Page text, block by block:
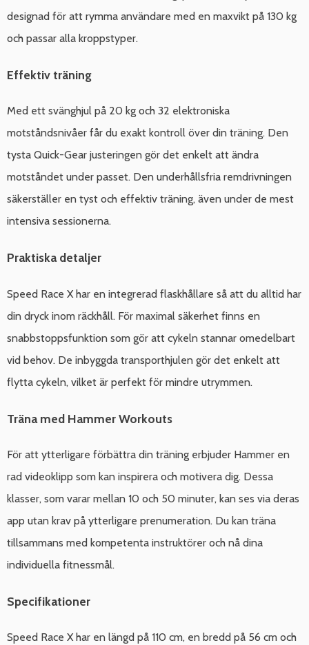
designad för att rymma användare med en maxvikt på 130 kg
och passar alla kroppstyper.
Effektiv träning
Med ett svänghjul på 20 kg och 32 elektroniska
motståndsnivåer får du exakt kontroll över din träning. Den
tysta Quick-Gear justeringen gör det enkelt att ändra
motståndet under passet. Den underhållsfria remdrivningen
säkerställer en tyst och effektiv träning, även under de mest
intensiva sessionerna.
Praktiska detaljer
Speed Race X har en integrerad flaskhållare så att du alltid har
din dryck inom räckhåll. För maximal säkerhet finns en
snabbstoppsfunktion som gör att cykeln stannar omedelbart
vid behov. De inbyggda transporthjulen gör det enkelt att
flytta cykeln, vilket är perfekt för mindre utrymmen.
Träna med Hammer Workouts
För att ytterligare förbättra din träning erbjuder Hammer en
rad videoklipp som kan inspirera och motivera dig. Dessa
klasser, som varar mellan 10 och 50 minuter, kan ses via deras
app utan krav på ytterligare prenumeration. Du kan träna
tillsammans med kompetenta instruktörer och nå dina
individuella fitnessmål.
Specifikationer
Speed Race X har en längd på 110 cm, en bredd på 56 cm och